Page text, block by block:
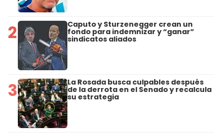
2 Caputo y Sturzenegger crean un
fondo para indemnizar y “ganar”
sindicatos aliados
3 La Rosada busca culpables después
de la derrota en el Senado y recalcula
su estrategia